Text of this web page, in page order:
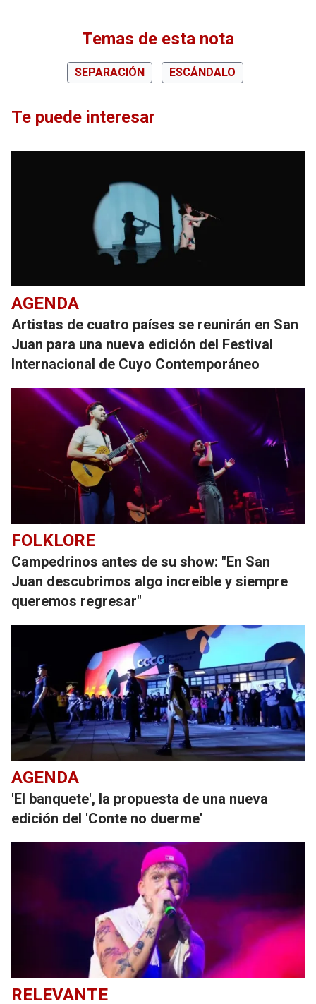
Temas de esta nota
SEPARACIÓN ESCÁNDALO
Te puede interesar
AGENDA
Artistas de cuatro países se reunirán en San
Juan para una nueva edición del Festival
Internacional de Cuyo Contemporáneo
FOLKLORE
Campedrinos antes de su show: "En San
Juan descubrimos algo increíble y siempre
queremos regresar"
AGENDA
'El banquete', la propuesta de una nueva
edición del 'Conte no duerme'
RELEVANTE